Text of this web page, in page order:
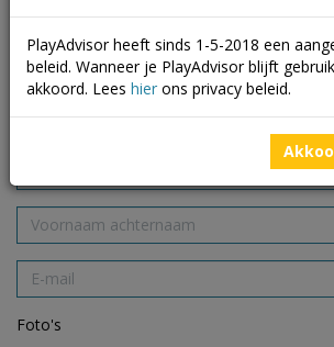
Foto's
PlayAdvisor heeft sinds 1-5-2018 een
beleid. Wanneer je PlayAdvisor blijft
akkoord. Lees hier ons privacy beleid.